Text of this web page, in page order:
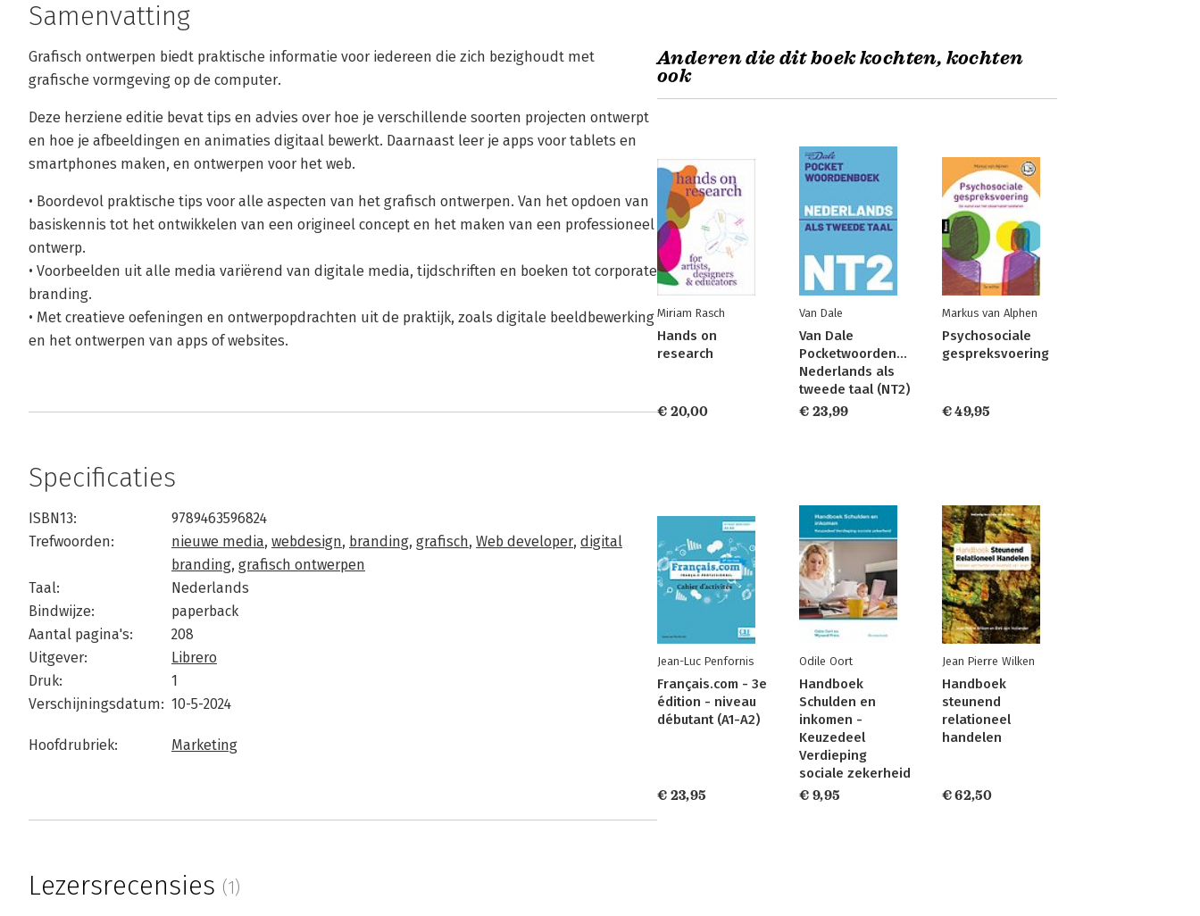
Samenvatting
Grafisch ontwerpen biedt praktische informatie voor iedereen die zich bezighoudt met
grafische vormgeving op de computer.
Deze herziene editie bevat tips en advies over hoe je verschillende soorten projecten ontwerpt
en hoe je afbeeldingen en animaties digitaal bewerkt. Daarnaast leer je apps voor tablets en
smartphones maken, en ontwerpen voor het web.
• Boordevol praktische tips voor alle aspecten van het grafisch ontwerpen. Van het opdoen van
basiskennis tot het ontwikkelen van een origineel concept en het maken van een professioneel
ontwerp.
• Voorbeelden uit alle media variërend van digitale media, tijdschriften en boeken tot corporate
branding.
• Met creatieve oefeningen en ontwerpopdrachten uit de praktijk, zoals digitale beeldbewerking
en het ontwerpen van apps of websites.
Specificaties
ISBN13:
9789463596824
Trefwoorden:
nieuwe media, webdesign, branding, grafisch, Web developer, digital
branding, grafisch ontwerpen
Taal:
Nederlands
Bindwijze:
paperback
Aantal pagina's:
208
Uitgever:
Librero
Druk:
1
Verschijningsdatum: 10-5-2024
Hoofdrubriek: Marketing
Lezersrecensies (1)
Anderen die dit boek kochten, kochten
ook
Miriam Rasch
Hands on
research
€ 20,00
Van Dale
Van Dale
Pocketwoordenboek
Nederlands als
tweede taal (NT2)
€ 23,99
Markus van Alphen
Psychosociale
gespreksvoering
€ 49,95
Jean-Luc Penfornis
Français.com - 3e
édition - niveau
débutant (A1-A2)
€ 23,95
Odile Oort
Handboek
Schulden en
inkomen -
Keuzedeel
Verdieping
sociale zekerheid
€ 9,95
Jean Pierre Wilken
Handboek
steunend
relationeel
handelen
€ 62,50